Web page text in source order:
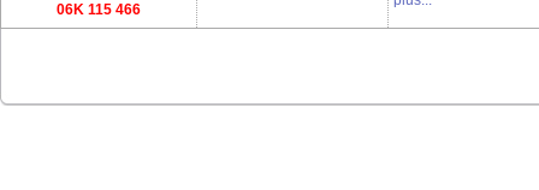
06K 115 466